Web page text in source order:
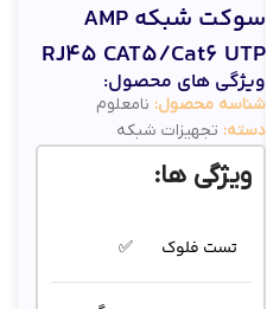
سوکت شبکه AMP
RJ45 CAT5/Cat6 UTP
ویژگی های محصول:
شناسه محصول: نامعلوم
دسته: تجهیزات شبکه
ویژگی ها:
تست فلوک ✅